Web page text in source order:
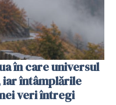
în care universul
întâmplările
veri întregi